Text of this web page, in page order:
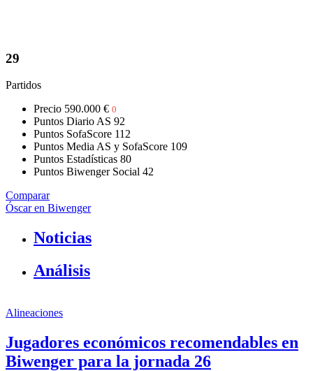
29
Partidos
Precio 590.000 € 0
Puntos Diario AS 92
Puntos SofaScore 112
Puntos Media AS y SofaScore 109
Puntos Estadísticas 80
Puntos Biwenger Social 42
Comparar
Óscar en Biwenger
Noticias
Análisis
Alineaciones
Jugadores económicos recomendables en
Biwenger para la jornada 26